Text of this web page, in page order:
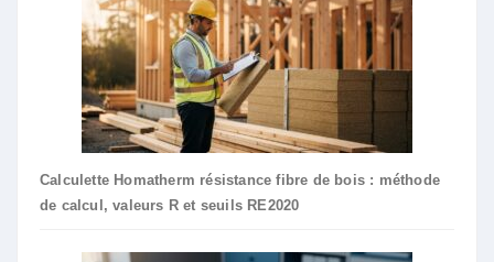
Calculette Homatherm résistance fibre de bois : méthode
de calcul, valeurs R et seuils RE2020